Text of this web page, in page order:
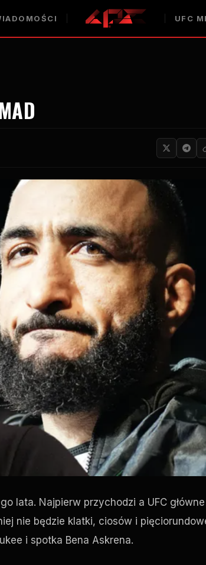
UFC
lata. Najpierw przychodzi a UFC główne
nie będzie klatki, ciosów i
i spotka Bena Askrena.